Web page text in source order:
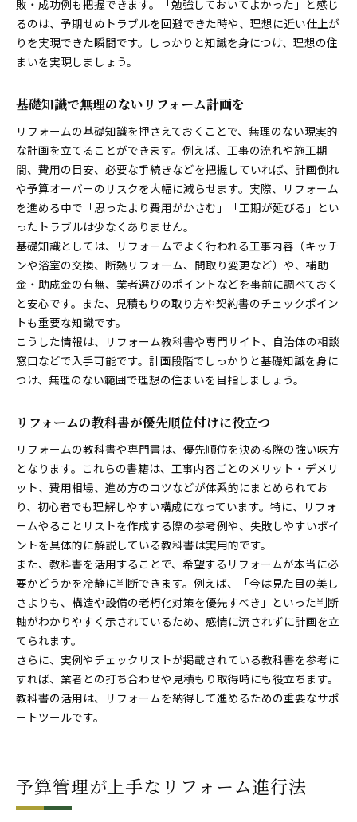
敗・成功例も把握できます。「勉強しておいてよかった」と感じ
るのは、予期せぬトラブルを回避できた時や、理想に近い仕上が
りを実現できた瞬間です。しっかりと知識を身につけ、理想の住
まいを実現しましょう。
基礎知識で無理のないリフォーム計画を
リフォームの基礎知識を押さえておくことで、無理のない現実的
な計画を立てることができます。例えば、工事の流れや施工期
間、費用の目安、必要な手続きなどを把握していれば、計画倒れ
や予算オーバーのリスクを大幅に減らせます。実際、リフォーム
を進める中で「思ったより費用がかさむ」「工期が延びる」とい
ったトラブルは少なくありません。
基礎知識としては、リフォームでよく行われる工事内容（キッチ
ンや浴室の交換、断熱リフォーム、間取り変更など）や、補助
金・助成金の有無、業者選びのポイントなどを事前に調べておく
と安心です。また、見積もりの取り方や契約書のチェックポイン
トも重要な知識です。
こうした情報は、リフォーム教科書や専門サイト、自治体の相談
窓口などで入手可能です。計画段階でしっかりと基礎知識を身に
つけ、無理のない範囲で理想の住まいを目指しましょう。
リフォームの教科書が優先順位付けに役立つ
リフォームの教科書や専門書は、優先順位を決める際の強い味方
となります。これらの書籍は、工事内容ごとのメリット・デメリ
ット、費用相場、進め方のコツなどが体系的にまとめられてお
り、初心者でも理解しやすい構成になっています。特に、リフォ
ームやることリストを作成する際の参考例や、失敗しやすいポイ
ントを具体的に解説している教科書は実用的です。
また、教科書を活用することで、希望するリフォームが本当に必
要かどうかを冷静に判断できます。例えば、「今は見た目の美し
さよりも、構造や設備の老朽化対策を優先すべき」といった判断
軸がわかりやすく示されているため、感情に流されずに計画を立
てられます。
さらに、実例やチェックリストが掲載されている教科書を参考に
すれば、業者との打ち合わせや見積もり取得時にも役立ちます。
教科書の活用は、リフォームを納得して進めるための重要なサポ
ートツールです。
予算管理が上手なリフォーム進行法